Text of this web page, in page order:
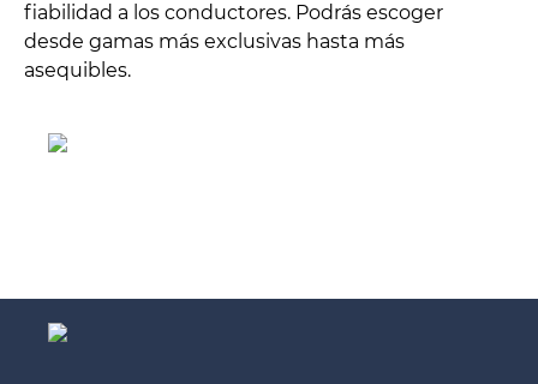
fiabilidad a los conductores. Podrás escoger
desde gamas más exclusivas hasta más
asequibles.